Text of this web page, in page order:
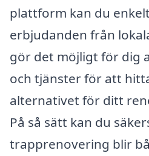
plattform kan du
erbjudanden från
gör det möjligt för dig
och tjänster för att
alternativet för ditt
På så sätt kan du
trapprenovering blir